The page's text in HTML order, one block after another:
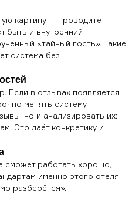
картину — проводите
быть и внутренний
«тайный гость». Такие
система без
Если в отзывах появляется
менять систему.
но и анализировать их:
Это даёт конкретику и
сможет работать хорошо,
именно этого отеля.
разберётся».